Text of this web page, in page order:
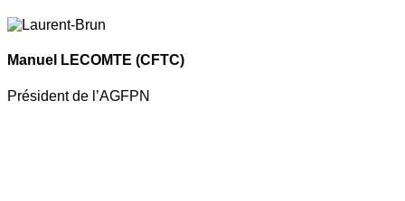
Manuel LECOMTE (CFTC)
Président de l’AGFPN